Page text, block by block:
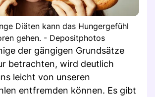
Diäten kann das Hungergefühl
gehen. - Depositphotos
der gängigen Grundsätze
betrachten, wird deutlich
leicht von unseren
entfremden können. Es gibt